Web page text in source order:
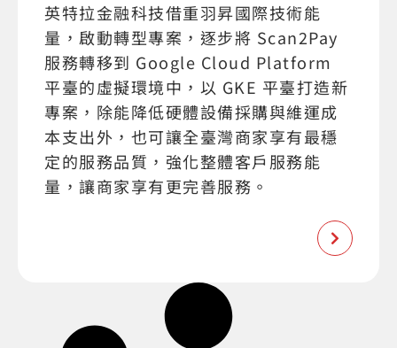
英特拉金融科技借重羽昇國際技術能
量，啟動轉型專案，逐步將 Scan2Pay
服務轉移到 Google Cloud Platform
平臺的虛擬環境中，以 GKE 平臺打造新
專案，除能降低硬體設備採購與維運成
本支出外，也可讓全臺灣商家享有最穩
定的服務品質，強化整體客戶服務能
量，讓商家享有更完善服務。